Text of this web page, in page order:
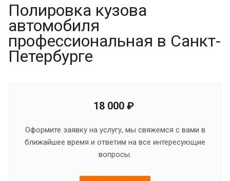
Полировка кузова
автомобиля
профессиональная в Санкт-
Петербурге
18 000 ₽
Оформите заявку на услугу, мы свяжемся с вами в
ближайшее время и ответим на все интересующие
вопросы.